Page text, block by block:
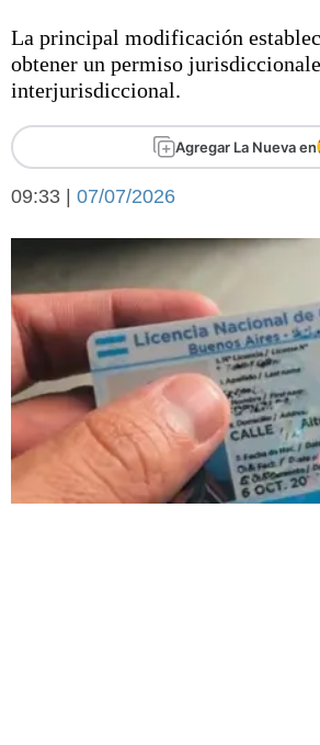
Deportes
Escenario
Liga del Sur
Fútbol
Federal A
Arte y cultura
Economía y campo
Economía y
Espacio
Sociedad y tiempo
libre
Sociedad
Tecnología
Turismo
Salud
Es viral
El tiempo
La principal modificación
obtener un permiso
interjurisdiccional.
Agregar La Nueva en
09:33 | 07/07/2026